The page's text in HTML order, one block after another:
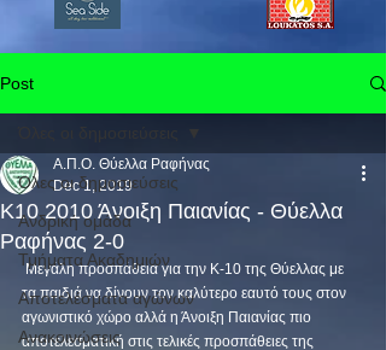
Post
Όλες οι δημοσιεύσεις
Ανδρική ομάδα
Τμήματα Ακαδημιών
Αποτελέσματα αγώνων
Ανακοινώσεις
Όλες οι δημοσιεύσεις
Κ10 2010 Άνοιξη Παιανίας - Θύελλα
Ραφήνας 2-0
Α.Π.Ο. Θύελλα Ραφήνας
Dec 1, 2019
Μεγάλη προσπάθεια για την Κ-10 της Θύελλας με
τα παιδιά να δίνουν τον καλύτερο εαυτό τους στον
αγωνιστικό χώρο αλλά η Άνοιξη Παιανίας πιο
αποτελεσματική στις τελικές προσπάθειες της